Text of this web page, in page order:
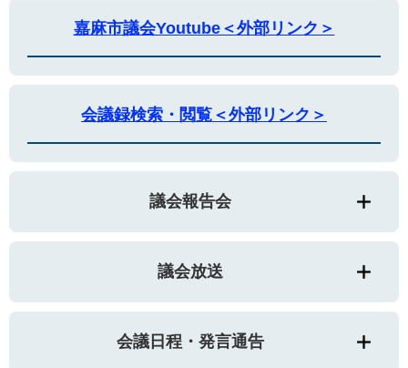
嘉麻市議会Youtube＜外部リンク＞
会議録検索・閲覧＜外部リンク＞
議会報告会
議会放送
会議日程・発言通告